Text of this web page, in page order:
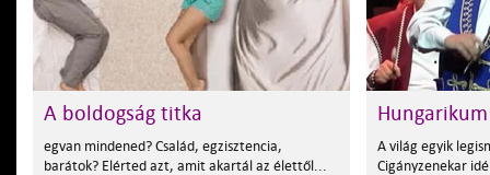
A boldogság titka
egvan mindened? Család, egzisztencia,
barátok? Elérted azt, amit akartál az élettől...
A világ egyik
Cigányzenekar